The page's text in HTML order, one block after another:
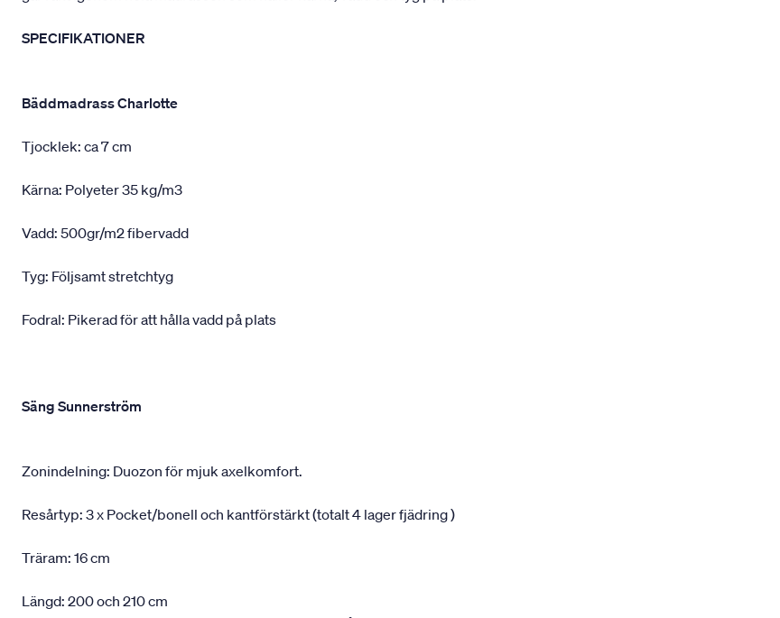
SPECIFIKATIONER
Bäddmadrass Charlotte
Tjocklek: ca 7 cm
Kärna: Polyeter 35 kg/m3
Vadd: 500gr/m2 fibervadd
Tyg: Följsamt stretchtyg
Fodral: Pikerad för att hålla vadd på plats
Säng Sunnerström
Zonindelning: Duozon för mjuk axelkomfort.
Resårtyp: 3 x Pocket/bonell och kantförstärkt (totalt 4 lager fjädring )
Träram: 16 cm
Längd: 200 och 210 cm